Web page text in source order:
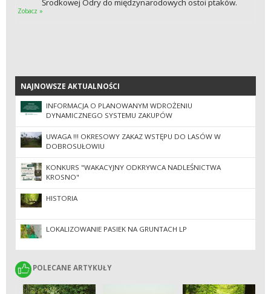
Środkowej Odry do międzynarodowych ostoi ptaków.
Zobacz »
NAJNOWSZE AKTUALNOŚCI
NAJNOWSZE AKTUALNOŚCI
INFORMACJA O PLANOWANYM WDROŻENIU
DYNAMICZNEGO SYSTEMU ZAKUPÓW
UWAGA !!! OKRESOWY ZAKAZ WSTĘPU DO LASÓW W
DOBROSUŁOWIU
KONKURS "WAKACYJNY ODKRYWCA NADLEŚNICTWA
KROSNO"
HISTORIA
LOKALIZOWANIE PASIEK NA GRUNTACH LP
POLECANE ARTYKUŁY
POLECANE ARTYKUŁY